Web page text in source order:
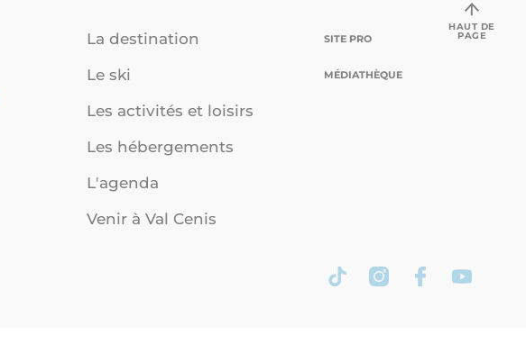
La destination
Le ski
Les activités et loisirs
Les hébergements
L'agenda
Venir à Val Cenis
SITE PRO
MÉDIATHÈQUE
HAUT DE
PAGE